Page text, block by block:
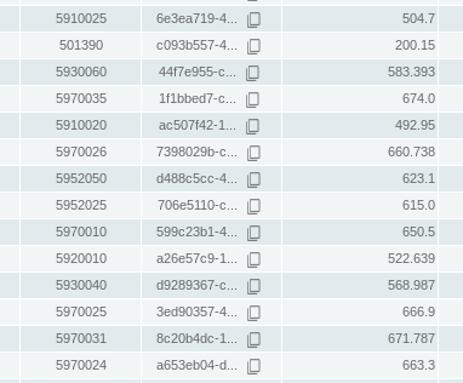
5910025 6e3ea719-4... 504.7
501390 c093b557-4... 200.15
5930060 44f7e955-c... 583.393
5970035 1f1bbed7-c... 674.0
5910020 ac507f42-1... 492.95
5970026 7398029b-c... 660.738
5952050 d488c5cc-4... 623.1
5952025 706e5110-c... 615.0
5970010 599c23b1-4... 650.5
5920010 a26e57c9-1... 522.639
5930040 d9289367-c... 568.987
5970025 3ed90357-4... 666.9
5970031 8c20b4dc-1... 671.787
5970024 a653eb04-d... 663.3